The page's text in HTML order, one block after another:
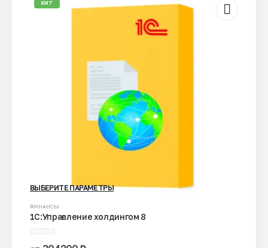
ХИТ
ВЫБЕРИТЕ ПАРАМЕТРЫ
Этот
товар
имеет
ФИНАНСЫ
1С:Управление холдингом 8
из 5